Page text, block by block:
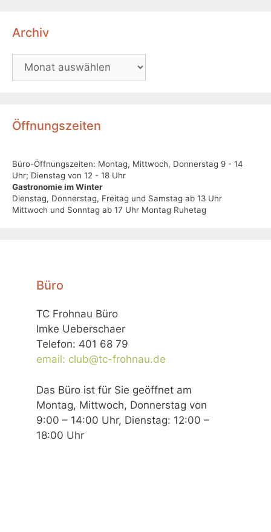
Archiv
Öffnungszeiten
Büro-Öffnungszeiten: Montag, Mittwoch, Donnerstag 9 - 14
Uhr; Dienstag von 12 - 18 Uhr
Gastronomie im Winter
Dienstag, Donnerstag, Freitag und Samstag ab 13 Uhr
Mittwoch und Sonntag ab 17 Uhr Montag Ruhetag
Büro
TC Frohnau Büro
Imke Ueberschaer
Telefon: 401 68 79
email: club@tc-frohnau.de
Das Büro ist für Sie geöffnet am
Montag, Mittwoch, Donnerstag von
9:00 – 14:00 Uhr, Dienstag: 12:00 –
18:00 Uhr